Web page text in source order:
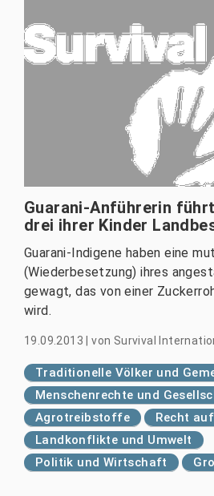
Guarani-Anführerin
drei ihrer Kinder
Guarani-Indigene haben eine
(Wiederbesetzung) ihres
gewagt, das von einer
wird.
19.09.2013 |von Survival
Traditionelle Völker und
Menschenrechte und
Agrotreibstoffe
Recht
Landkonflikte und Umwelt
Politik und Wirtschaft